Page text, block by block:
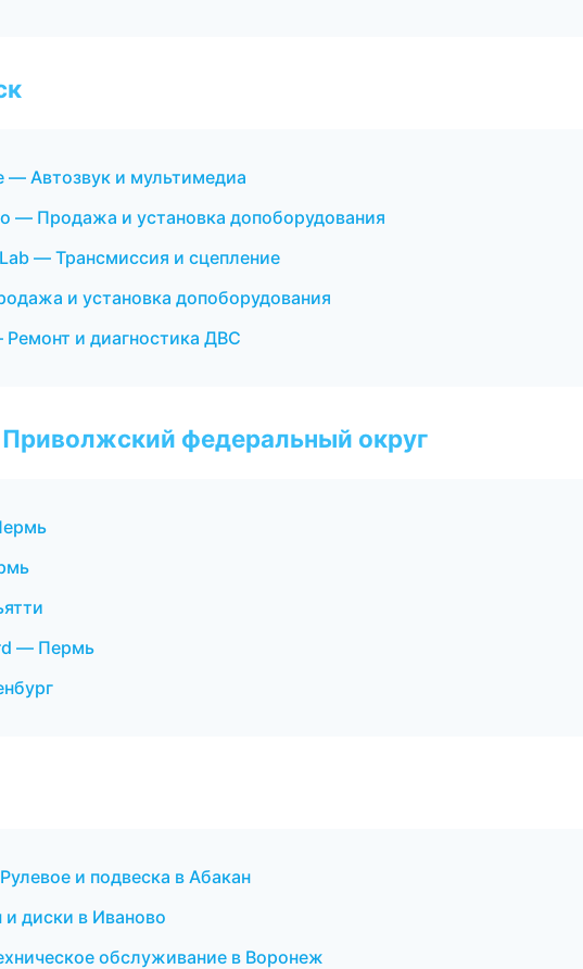
— Автозвук и мультимедиа
— Продажа и установка допоборудования
— Трансмиссия и сцепление
и установка допоборудования
и диагностика ДВС
федеральный округ
— Пермь
и подвеска в Абакан
диски в Иваново
обслуживание в Воронеж